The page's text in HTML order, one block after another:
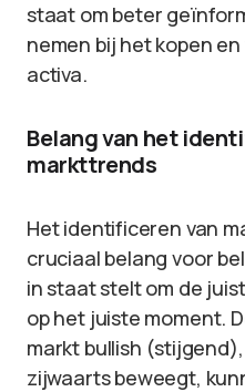
staat om beter
nemen bij het kopen
activa.
Belang van het
markttrends
Het identificeren van
cruciaal belang voor
in staat stelt om de
op het juiste moment.
markt bullish
zijwaarts beweegt,